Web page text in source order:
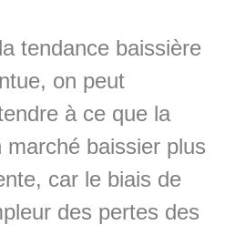
tendance baissière
on peut
à ce que la
marché baissier plus
car le biais de
des pertes des